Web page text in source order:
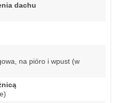
dachu
na pióro i wpust (w